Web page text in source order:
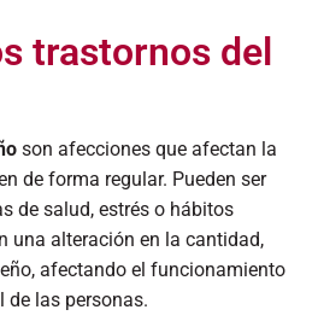
trastornos del
son afecciones que afectan la
de forma regular. Pueden ser
de salud, estrés o hábitos
una alteración en la cantidad,
afectando el funcionamiento
de las personas.​